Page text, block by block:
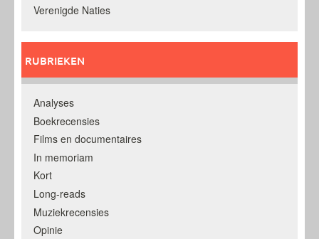
Verenigde Naties
RUBRIEKEN
Analyses
Boekrecensies
Films en documentaires
In memoriam
Kort
Long-reads
Muziekrecensies
Opinie